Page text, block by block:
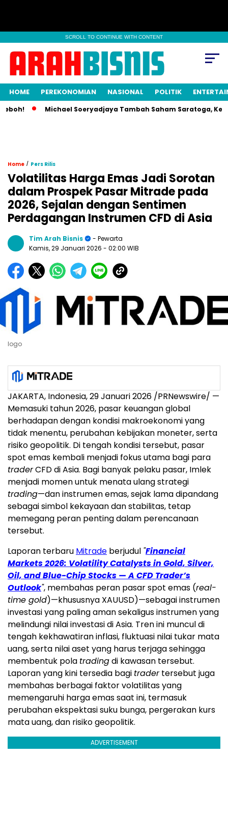
SCROLL TO CONTINUE WITH CONTENT
HOME PEREKONOMIAN NASIONAL POLITIK
Michael Soeryadjaya Tambah Saham Saratoga,
Home / Pers Rilis
Volatilitas Harga Emas Jadi Sorotan
dalam Prospek Pasar Mitrade pada
2026, Sejalan dengan Sentimen
Perdagangan Instrumen CFD di Asia
Tim Arah Bisnis
- Pewarta
Kamis, 29 Januari 2026 - 02:00 WIB
logo
JAKARTA, Indonesia, 29 Januari 2026 /PRNewswire/ —
Memasuki tahun 2026, pasar keuangan global
berhadapan dengan kondisi makroekonomi yang
tidak menentu, perubahan kebijakan moneter, serta
risiko geopolitik. Di tengah kondisi tersebut, pasar
spot emas kembali menjadi fokus utama bagi para
traderCFD di Asia. Bagi banyak pelaku pasar, Imlek
menjadi momen untuk menata ulang strategi
trading—dan instrumen emas, sejak lama dipandang
sebagai simbol kekayaan dan stabilitas, tetap
memegang peran penting dalam perencanaan
tersebut.
Laporan terbaru Mitrade berjudul "Financial
Markets 2026: Volatility Catalysts in Gold, Silver,
Oil, and Blue-Chip Stocks — A CFD Trader’s
Outlook", membahas peran pasar spot emas (real-
time gold)—khususnya XAUUSD)—sebagai instrumen
investasi yang paling aman sekaligus instrumen yang
melindungi nilai investasi di Asia. Tren ini muncul di
tengah kekhawatiran inflasi, fluktuasi nilai tukar mata
uang, serta nilai aset yang harus terjaga sehingga
membentuk pola tradingdi kawasan tersebut.
Laporan yang kini tersedia bagi tradertersebut juga
membahas berbagai faktor volatilitas yang
memengaruhi harga emas saat ini, termasuk
perubahan ekspektasi suku bunga, pergerakan kurs
mata uang, dan risiko geopolitik.
ADVERTISEMENT